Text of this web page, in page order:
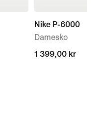
Nike P-6000
Damesko
1 399,00 kr
1 399,00 kr